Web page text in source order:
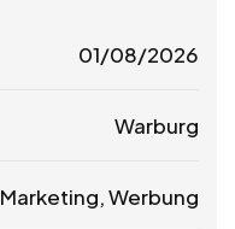
01/08/2026
Warburg
Marketing, Werbung